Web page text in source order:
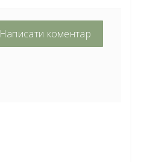
Написати коментар